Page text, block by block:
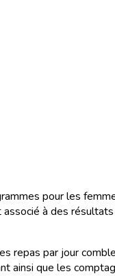
pour les
à des
repas par jour
que les